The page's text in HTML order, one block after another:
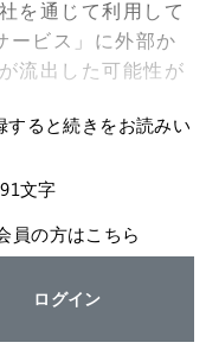
を通じて利用して
ービス」に外部か
流出した可能性が
すると続きをお読みい
文字
員の方はこちら
ログイン